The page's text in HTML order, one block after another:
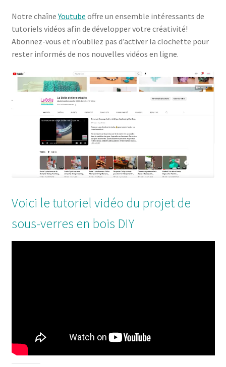
Notre chaîneYoutube offre un ensemble intéressants de
tutoriels vidéos afin de développer votre créativité!
Abonnez-vous et n’oubliez pas d’activer la clochette pour
rester informés de nos nouvelles vidéos en ligne.
Voici le tutoriel vidéo du projet de
sous-verres en bois DIY